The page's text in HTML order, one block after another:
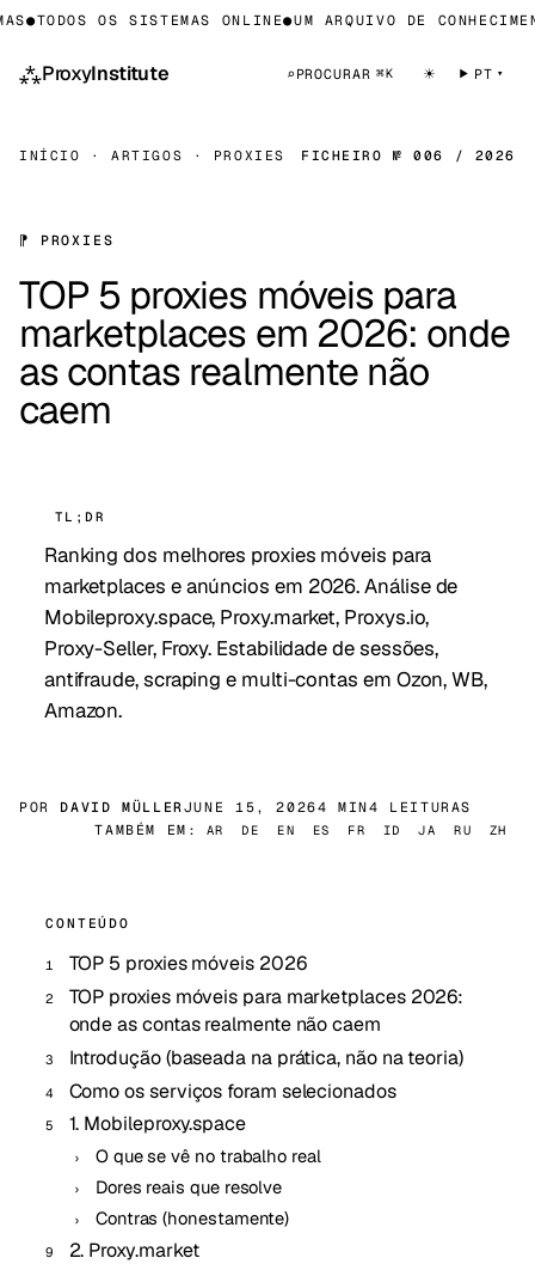
●TODOS OS SISTEMAS ONLINE●UM ARQUIVO DE
⁂ProxyInstitute ⌕ PROCURAR ⌘K ☀ PT
INÍCIO · ARTIGOS · PROXIES FICHEIRO № 006 / 2026
⁋ PROXIES
TOP 5 proxies móveis para
marketplaces em 2026: onde
as contas realmente não
caem
TL;DR
Ranking dos melhores proxies móveis para
marketplaces e anúncios em 2026. Análise de
Mobileproxy.space, Proxy.market, Proxys.io,
Proxy-Seller, Froxy. Estabilidade de sessões,
antifraude, scraping e multi-contas em Ozon, WB,
Amazon.
POR DAVID MÜLLERJUNE 15, 20264 MIN4 LEITURAS
TAMBÉM EM:
AR DE EN ES FR ID JA RU ZH
CONTEÚDO
TOP 5 proxies móveis 2026
TOP proxies móveis para marketplaces 2026:
onde as contas realmente não caem
Introdução (baseada na prática, não na teoria)
Como os serviços foram selecionados
1. Mobileproxy.space
O que se vê no trabalho real
Dores reais que resolve
Contras (honestamente)
2. Proxy.market